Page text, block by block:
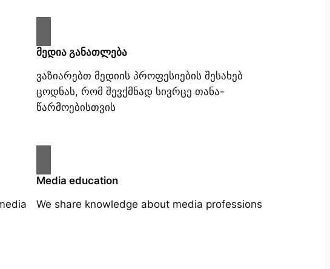
მედია განათლება
ვაზიარებთ მედიის პროფესიების შესახებ
ცოდნას, რომ შევქმნად სივრცე თანა-
წარმოებისთვის
Media education
We share knowledge about media professions